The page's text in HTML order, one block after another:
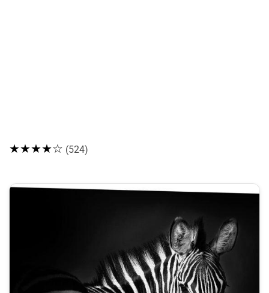
★★★★☆ (524)